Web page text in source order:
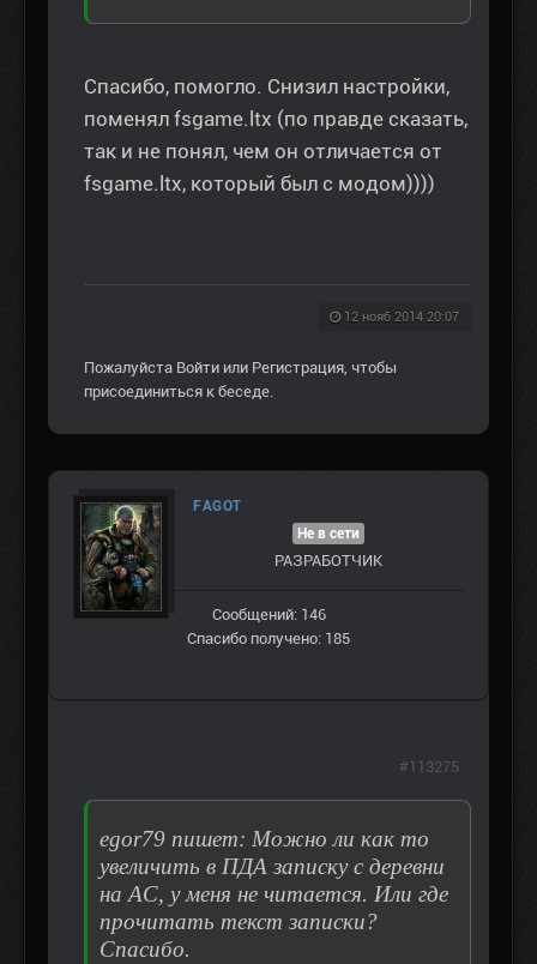
Спасибо, помогло. Снизил настройки,
поменял fsgame.ltx (по правде сказать,
так и не понял, чем он отличается от
fsgame.ltx, который был с модом))))
12 нояб 2014 20:07
Пожалуйста Войти или Регистрация, чтобы
присоединиться к беседе.
FAGOT
Не в сети
РАЗРАБОТЧИК
Сообщений: 146
Спасибо получено: 185
egor79 пишет: Можно ли как то
увеличить в ПДА записку с деревни
на АС, у меня не читается. Или где
прочитать текст записки?
Спасибо.
#113275